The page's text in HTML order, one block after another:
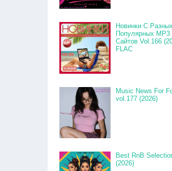
Новинки С Разных
Популярных MP3
Сайтов Vol.166
FLAC
Music News For
vol.177 (2026)
Best RnB
(2026)